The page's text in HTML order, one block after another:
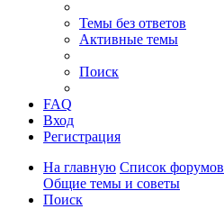
Темы без ответов
Активные темы
Поиск
FAQ
Вход
Регистрация
На главную Список форумов
Общие темы и советы
Поиск